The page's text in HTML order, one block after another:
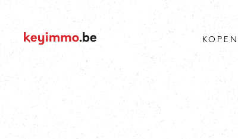
KOPEN